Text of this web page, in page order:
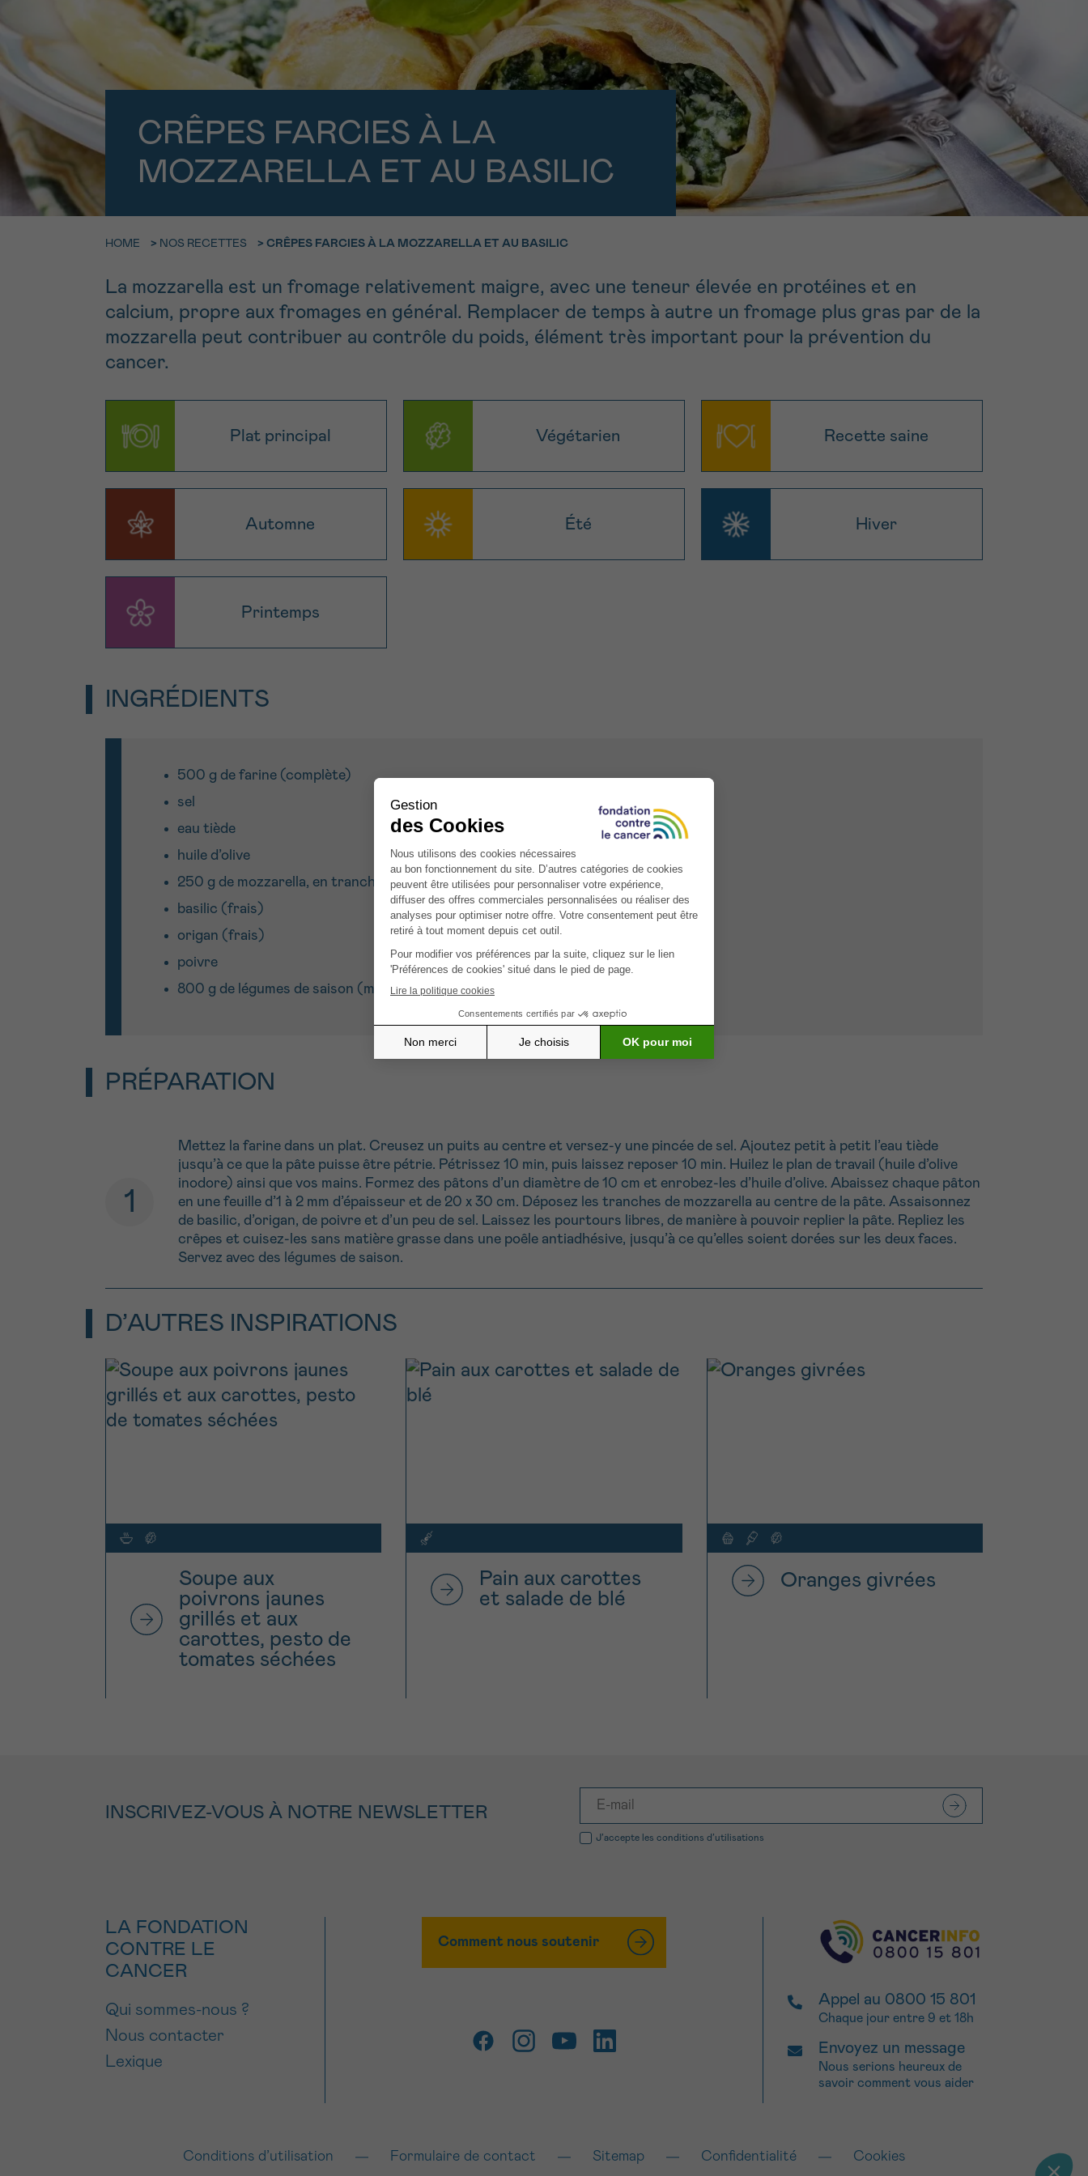
CRÊPES FARCIES À LA
MOZZARELLA ET AU BASILIC
HOME > NOS RECETTES > CRÊPES FARCIES À LA MOZZARELLA ET AU BASILIC
La mozzarella est un fromage relativement maigre, avec une teneur élevée en protéines et en
calcium, propre aux fromages en général. Remplacer de temps à autre un fromage plus gras par de la
mozzarella peut contribuer au contrôle du poids, élément très important pour la prévention du
cancer.
Plat principal Végétarien Recette saine
Automne Été Hiver
Printemps
INGRÉDIENTS
500 g de farine (complète)
sel
eau tiède
huile d’olive
250 g de mozzarella, en tranches
basilic (frais)
origan (frais)
poivre
800 g de légumes de saison (mélangés), chauds ou froids, selon les goûts
PRÉPARATION
Mettez la farine dans un plat. Creusez un puits au centre et versez-y une pincée de sel. Ajoutez petit à petit l’eau tiède
jusqu’à ce que la pâte puisse être pétrie. Pétrissez 10 min, puis laissez reposer 10 min. Huilez le plan de travail (huile d’olive
inodore) ainsi que vos mains. Formez des pâtons d’un diamètre de 10 cm et enrobez-les d’huile d’olive. Abaissez chaque pâton
en une feuille d’1 à 2 mm d’épaisseur et de 20 x 30 cm. Déposez les tranches de mozzarella au centre de la pâte. Assaisonnez
de basilic, d’origan, de poivre et d’un peu de sel. Laissez les pourtours libres, de manière à pouvoir replier la pâte. Repliez les
crêpes et cuisez-les sans matière grasse dans une poêle antiadhésive, jusqu’à ce qu’elles soient dorées sur les deux faces.
Servez avec des légumes de saison.
D’AUTRES INSPIRATIONS
Soupe aux
poivrons jaunes
grillés et aux
carottes, pesto de
tomates séchées
Pain aux carottes
et salade de blé
Oranges givrées
INSCRIVEZ-VOUS À NOTRE NEWSLETTER
J’accepte les conditions d’utilisations
Contactez-nous
Par téléphone
Via le formulaire de
Je souhaite être rappelé.e
En savoir plus sur
Cancerinfo
E-MAIL
VOTRE QUESTION
16h-18h
Suivant
LA FONDATION
CONTRE LE
CANCER
Qui sommes-nous ?
Nous contacter
Lexique
Comment nous soutenir
Appel au 0800 15 801
Chaque jour entre 9 et 18h
Envoyez un message
Nous serions heureux de
savoir comment vous aider
Conditions d’utilisation Formulaire de contact Sitemap Confidentialité Cookies